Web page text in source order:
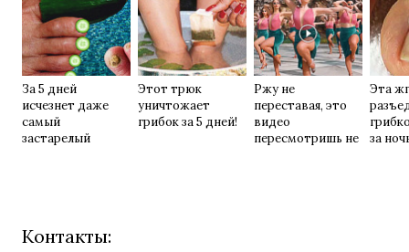
За 5 дней
исчезнет даже
самый
застарелый
Этот трюк
уничтожает
грибок за 5 дней!
Ржу не
переставая, это
видео
пересмотришь не
Эта
за
Контакты: